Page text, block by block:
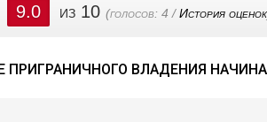
9.0 из 10 (голосов: 4 /История оценок
ВЛАДЕНИЯ